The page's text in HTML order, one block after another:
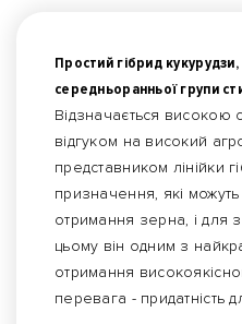
Простий гібрид
середньоранньої групи
Відзначається високою
відгуком на високий
представником лінійки
призначення, які
отримання зерна, і для
цьому він одним з
отримання
перевага - придатність